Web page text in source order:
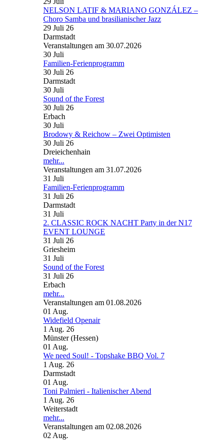
NELSON LATIF & MARIANO GONZÁLEZ –
Choro Samba und brasilianischer Jazz
29 Juli 26
Darmstadt
Veranstaltungen am 30.07.2026
30 Juli
Familien-Ferienprogramm
30 Juli 26
Darmstadt
30 Juli
Sound of the Forest
30 Juli 26
Erbach
30 Juli
Brodowy & Reichow – Zwei Optimisten
30 Juli 26
Dreieichenhain
mehr...
Veranstaltungen am 31.07.2026
31 Juli
Familien-Ferienprogramm
31 Juli 26
Darmstadt
31 Juli
2. CLASSIC ROCK NACHT Party in der N17
EVENT LOUNGE
31 Juli 26
Griesheim
31 Juli
Sound of the Forest
31 Juli 26
Erbach
mehr...
Veranstaltungen am 01.08.2026
01 Aug.
Widefield Openair
1 Aug. 26
Münster (Hessen)
01 Aug.
We need Soul! - Topshake BBQ Vol. 7
1 Aug. 26
Darmstadt
01 Aug.
Toni Palmieri - Italienischer Abend
1 Aug. 26
Weiterstadt
mehr...
Veranstaltungen am 02.08.2026
02 Aug.